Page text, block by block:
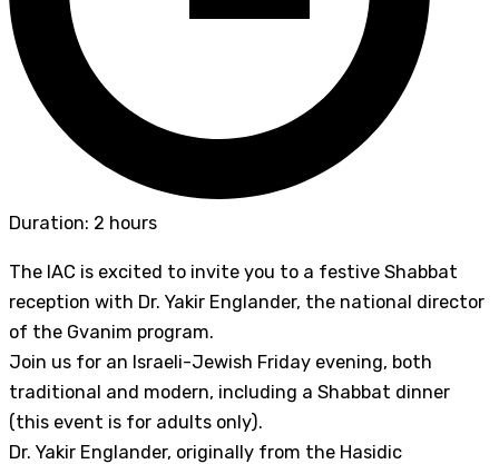
Duration: 2 hours
The IAC is excited to invite you to a festive Shabbat
reception with Dr. Yakir Englander, the national director
of the Gvanim program.
Join us for an Israeli-Jewish Friday evening, both
traditional and modern, including a Shabbat dinner
(this event is for adults only).
Dr. Yakir Englander, originally from the Hasidic